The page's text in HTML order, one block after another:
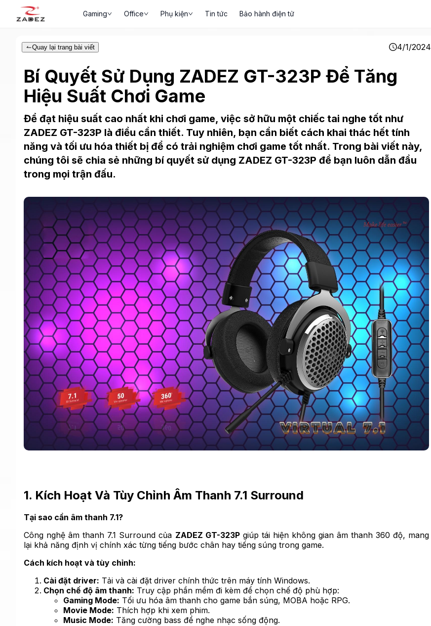
Gaming Office Phụ kiện Tin tức Bảo hành điện tử
Quay lại trang bài viết 4/1/2024
Bí Quyết Sử Dụng ZADEZ GT-323P Để Tăng
Hiệu Suất Chơi Game
Để đạt hiệu suất cao nhất khi chơi game, việc sở hữu một chiếc tai nghe tốt như
ZADEZ GT-323P là điều cần thiết. Tuy nhiên, bạn cần biết cách khai thác hết tính
năng và tối ưu hóa thiết bị để có trải nghiệm chơi game tốt nhất. Trong bài viết này,
chúng tôi sẽ chia sẻ những bí quyết sử dụng ZADEZ GT-323P để bạn luôn dẫn đầu
trong mọi trận đấu.
1. Kích Hoạt Và Tùy Chỉnh Âm Thanh 7.1 Surround
Tại sao cần âm thanh 7.1?
Công nghệ âm thanh 7.1 Surround của ZADEZ GT-323Pgiúp tái hiện không gian âm thanh 360 độ, mang
lại khả năng định vị chính xác từng tiếng bước chân hay tiếng súng trong game.
Cách kích hoạt và tùy chỉnh:
Cài đặt driver: Tải và cài đặt driver chính thức trên máy tính Windows.
Chọn chế độ âm thanh: Truy cập phần mềm đi kèm để chọn chế độ phù hợp:
Gaming Mode: Tối ưu hóa âm thanh cho game bắn súng, MOBA hoặc RPG.
Movie Mode: Thích hợp khi xem phim.
Music Mode: Tăng cường bass để nghe nhạc sống động.